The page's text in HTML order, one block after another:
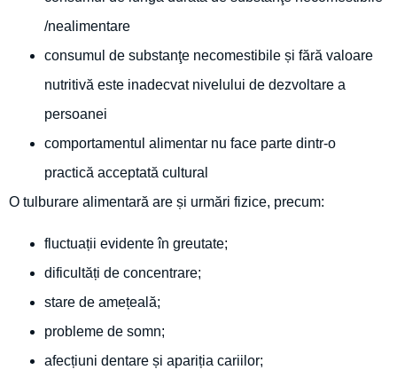
/nealimentare
consumul de substanţe necomestibile și fără valoare
nutritivă este inadecvat nivelului de dezvoltare a
persoanei
comportamentul alimentar nu face parte dintr-o
practică acceptată cultural
O tulburare alimentară are și urmări fizice, precum:
fluctuații evidente în greutate;
dificultăți de concentrare;
stare de amețeală;
probleme de somn;
afecțiuni dentare și apariția cariilor;